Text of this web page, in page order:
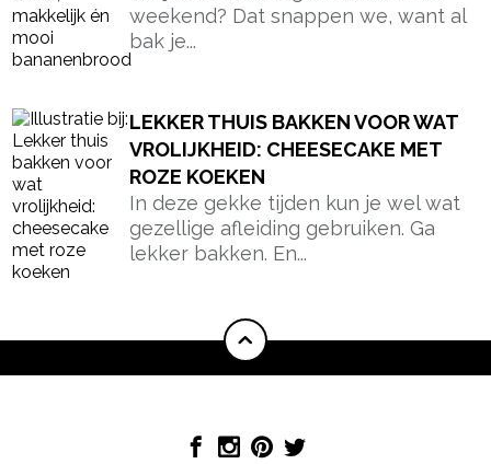
weekend? Dat snappen we, want al
bak je...
LEKKER THUIS BAKKEN VOOR WAT
VROLIJKHEID: CHEESECAKE MET
ROZE KOEKEN
In deze gekke tijden kun je wel wat
gezellige afleiding gebruiken. Ga
lekker bakken. En...